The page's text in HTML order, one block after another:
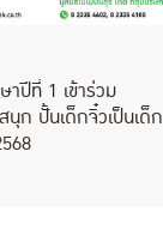
ปีที่ 1 เข้าร่วม
นุก ปั้นเด็กจิ๋วเป็นเด็ก